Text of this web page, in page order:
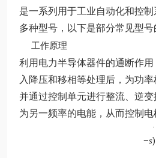
是一系列用于工业自动化和控
多种型号，以下是部分常见型号
工作原理
利用电力半导体器件的通断作
入降压和移相等处理后，为功率
并通过控制单元进行整流、逆
为另一频率的电能，从而控制p
−s)